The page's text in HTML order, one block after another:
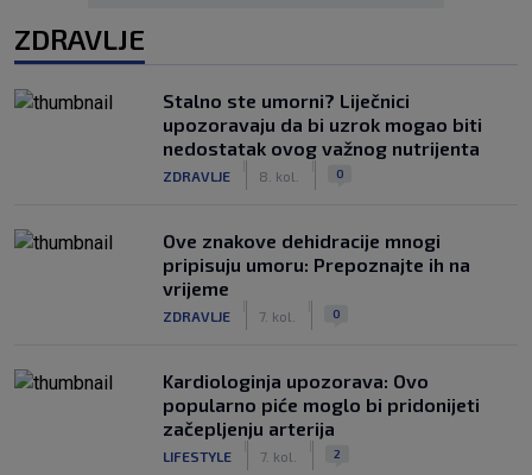
ZDRAVLJE
Stalno ste umorni? Liječnici
upozoravaju da bi uzrok mogao biti
nedostatak ovog važnog nutrijenta
ZDRAVLJE 8. kol. 0
Ove znakove dehidracije mnogi
pripisuju umoru: Prepoznajte ih na
vrijeme
ZDRAVLJE 7. kol. 0
Kardiologinja upozorava: Ovo
popularno piće moglo bi pridonijeti
začepljenju arterija
LIFESTYLE 7. kol. 2